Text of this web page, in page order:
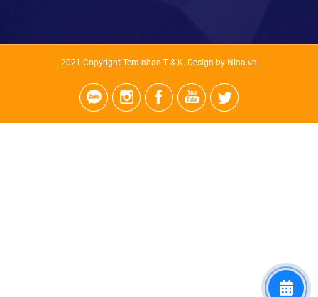
2021 Copyright Tem nhan T & K. Design by Nina.vn